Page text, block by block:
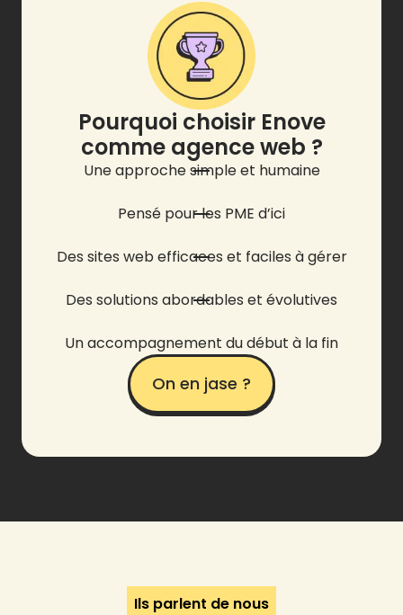
Pourquoi choisir Enove
comme agence web ?
Une approche simple et humaine
Pensé pour les PME d’ici
Des sites web efficaces et faciles à gérer
Des solutions abordables et évolutives
Un accompagnement du début à la fin
On en jase ?
Ils parlent de nous